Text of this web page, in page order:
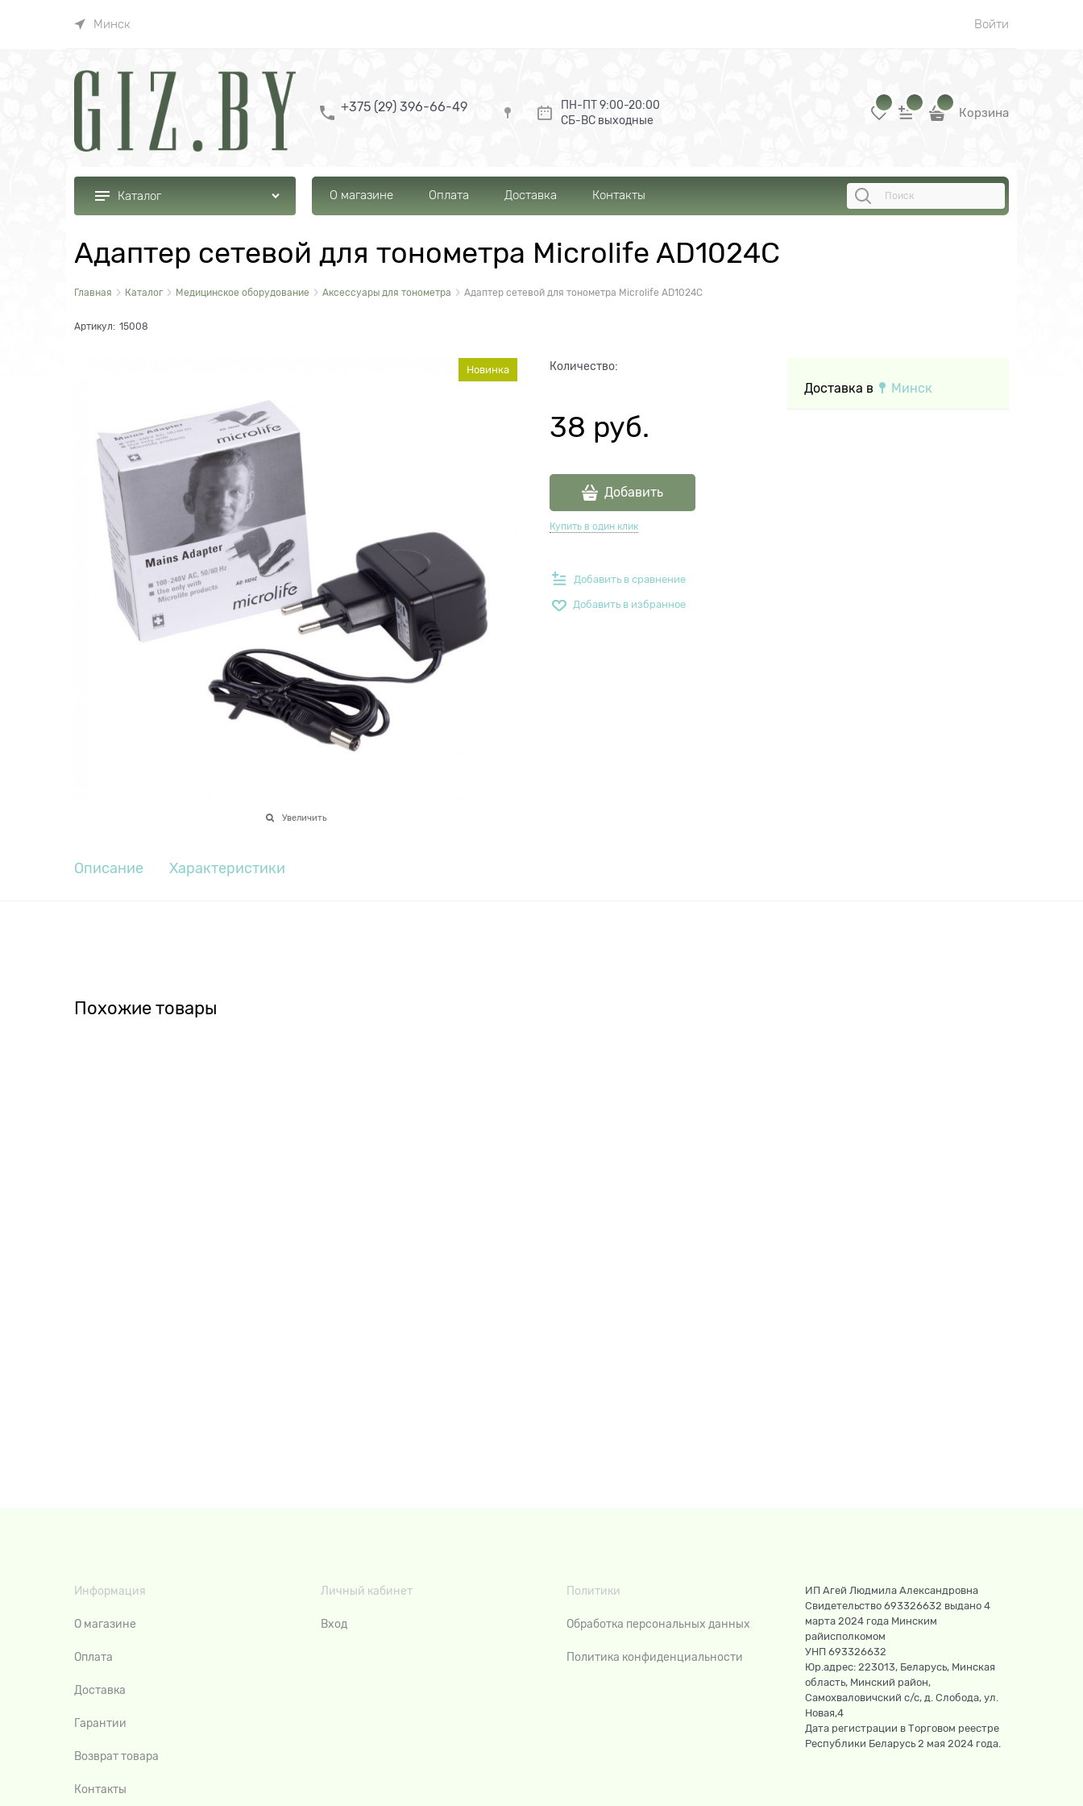
Минск Войти
+375 (29) 396-66-49
ПН-ПТ 9:00-20:00
СБ-ВС выходные
Корзина
Каталог О магазине Оплата Доставка Контакты
Адаптер сетевой для тонометра Microlife AD1024C
Главная Каталог Медицинское оборудование Аксессуары для тонометра Адаптер сетевой для тонометра Microlife AD1024C
Артикул: 15008
Новинка
Увеличить
Количество:
38 руб.
Добавить
Купить в один клик
Добавить в сравнение
Добавить в избранное
Доставка в Минск
Описание Характеристики
Похожие товары
Информация
О магазине
Оплата
Доставка
Гарантии
Возврат товара
Контакты
Личный кабинет
Вход
Политики
Обработка персональных данных
Политика конфиденциальности
ИП Агей Людмила Александровна
Свидетельство 693326632 выдано 4
марта 2024 года Минским
райисполкомом
УНП 693326632
Юр.адрес: 223013, Беларусь, Минская
область, Минский район,
Самохваловичский с/с, д. Слобода, ул.
Новая,4
Дата регистрации в Торговом реестре
Республики Беларусь 2 мая 2024 года.